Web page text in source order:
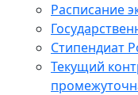
Расписание
Стипендиат
Текущий